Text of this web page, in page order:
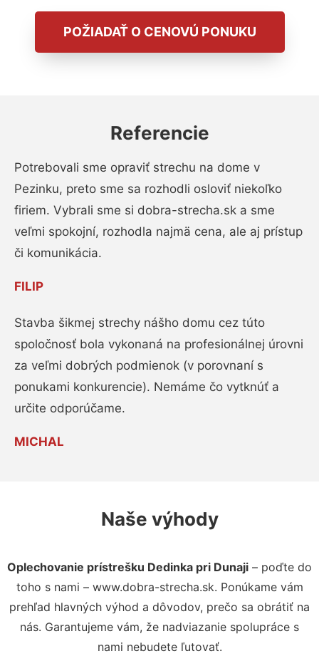
POŽIADAŤ O CENOVÚ PONUKU
Referencie
Potrebovali sme opraviť strechu na dome v
Pezinku, preto sme sa rozhodli osloviť niekoľko
firiem. Vybrali sme si dobra-strecha.sk a sme
veľmi spokojní, rozhodla najmä cena, ale aj prístup
či komunikácia.
FILIP
Stavba šikmej strechy nášho domu cez túto
spoločnosť bola vykonaná na profesionálnej úrovni
za veľmi dobrých podmienok (v porovnaní s
ponukami konkurencie). Nemáme čo vytknúť a
určite odporúčame.
MICHAL
Naše výhody
Oplechovanie prístrešku Dedinka pri Dunaji – poďte do
toho s nami – www.dobra-strecha.sk. Ponúkame vám
prehľad hlavných výhod a dôvodov, prečo sa obrátiť na
nás. Garantujeme vám, že nadviazanie spolupráce s
nami nebudete ľutovať.